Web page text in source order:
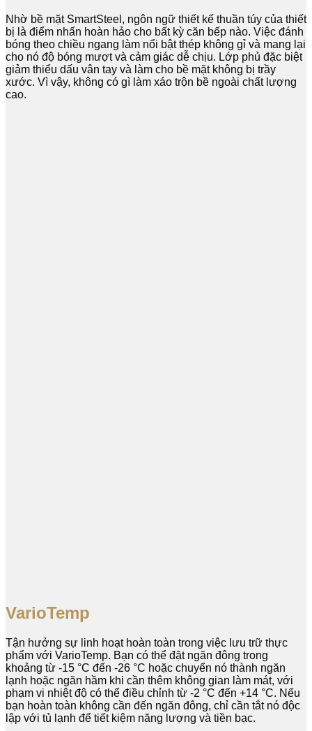
Nhờ bề mặt SmartSteel, ngôn ngữ thiết kế thuần túy của thiết
bị là điểm nhấn hoàn hảo cho bất kỳ căn bếp nào. Việc đánh
bóng theo chiều ngang làm nổi bật thép không gỉ và mang lại
cho nó độ bóng mượt và cảm giác dễ chịu. Lớp phủ đặc biệt
giảm thiểu dấu vân tay và làm cho bề mặt không bị trầy
xước. Vì vậy, không có gì làm xáo trộn bề ngoài chất lượng
cao.
VarioTemp
Tận hưởng sự linh hoạt hoàn toàn trong việc lưu trữ thực
phẩm với VarioTemp. Bạn có thể đặt ngăn đông trong
khoảng từ -15 °C đến -26 °C hoặc chuyển nó thành ngăn
lạnh hoặc ngăn hầm khi cần thêm không gian làm mát, với
phạm vi nhiệt độ có thể điều chỉnh từ -2 °C đến +14 °C. Nếu
bạn hoàn toàn không cần đến ngăn đông, chỉ cần tắt nó độc
lập với tủ lạnh để tiết kiệm năng lượng và tiền bạc.